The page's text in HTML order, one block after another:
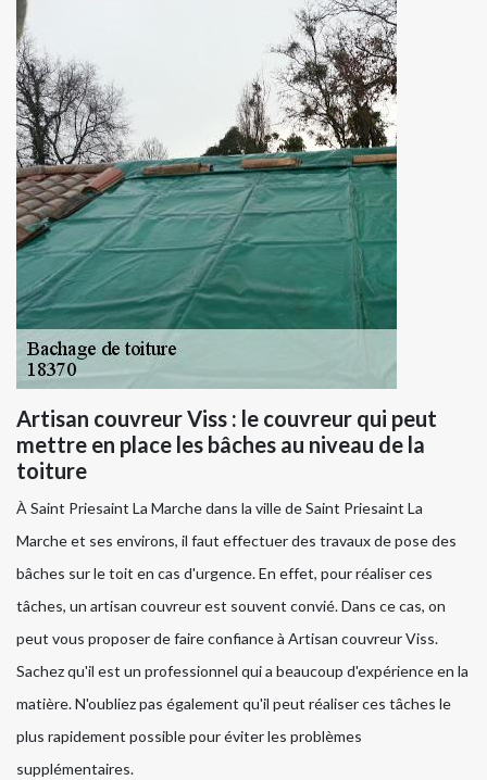
Artisan couvreur Viss : le couvreur qui peut
mettre en place les bâches au niveau de la
toiture
À Saint Priesaint La Marche dans la ville de Saint Priesaint La
Marche et ses environs, il faut effectuer des travaux de pose des
bâches sur le toit en cas d'urgence. En effet, pour réaliser ces
tâches, un artisan couvreur est souvent convié. Dans ce cas, on
peut vous proposer de faire confiance à Artisan couvreur Viss.
Sachez qu'il est un professionnel qui a beaucoup d'expérience en la
matière. N'oubliez pas également qu'il peut réaliser ces tâches le
plus rapidement possible pour éviter les problèmes
supplémentaires.